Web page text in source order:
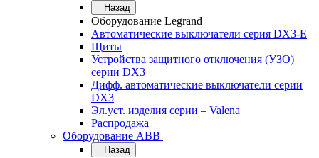
Назад
Оборудование Legrand
Автоматические выключатели серия DX3-E
Щиты
Устройства защитного отключения (УЗО)
серии DX3
Дифф. автоматические выключатели серии
DX3
Эл.уст. изделия серии – Valena
Распродажа
Оборудование АВВ
Назад